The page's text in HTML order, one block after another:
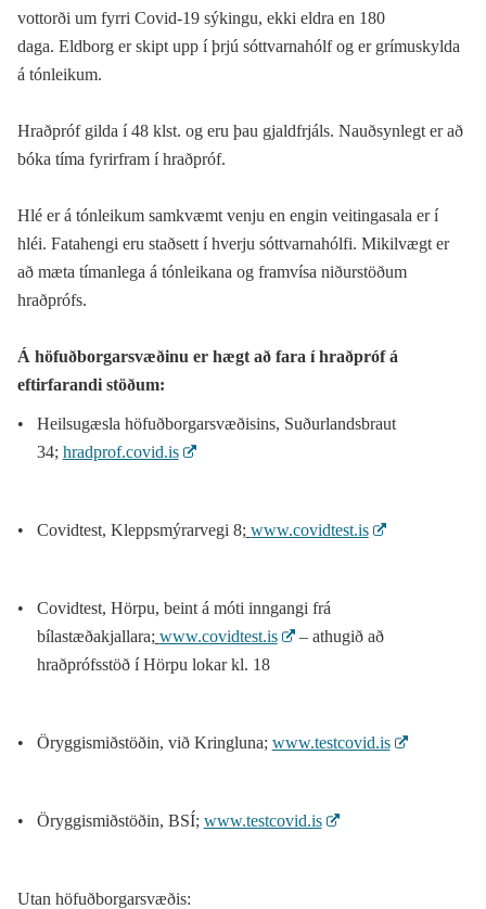
vottorði um fyrri Covid-19 sýkingu, ekki eldra en 180
daga. Eldborg er skipt upp í þrjú sóttvarnahólf og er grímuskylda
á tónleikum.
Hraðpróf gilda í 48 klst. og eru þau gjaldfrjáls. Nauðsynlegt er að
bóka tíma fyrirfram í hraðpróf.
Hlé er á tónleikum samkvæmt venju en engin veitingasala er í
hléi. Fatahengi eru staðsett í hverju sóttvarnahólfi. Mikilvægt er
að mæta tímanlega á tónleikana og framvísa niðurstöðum
hraðprófs.
Á höfuðborgarsvæðinu er hægt að fara í hraðpróf á
eftirfarandi stöðum:
Heilsugæsla höfuðborgarsvæðisins, Suðurlandsbraut
34; hradprof.covid.is
Covidtest, Kleppsmýrarvegi 8; www.covidtest.is
Covidtest, Hörpu, beint á móti inngangi frá
bílastæðakjallara; www.covidtest.is
– athugið að
hraðprófsstöð í Hörpu lokar kl. 18
Öryggismiðstöðin, við Kringluna; www.testcovid.is
Öryggismiðstöðin, BSÍ; www.testcovid.is
Utan höfuðborgarsvæðis: